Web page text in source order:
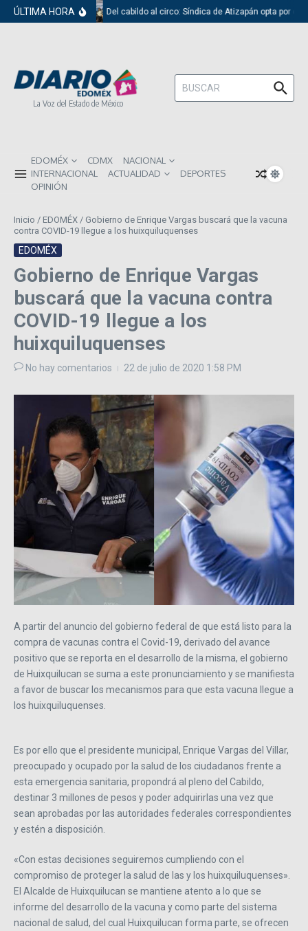
Saltar al contenido
ÚLTIMA HORA Del cabildo al circo: Síndica de Atizapán opta por el
La Voz del Estado de México
Buscar:
EDOMÉX CDMX
NACIONAL
INTERNACIONAL
ACTUALIDAD
DEPORTES
OPINIÓN
Inicio / EDOMÉX / Gobierno de Enrique Vargas buscará que la vacuna
contra COVID-19 llegue a los huixquiluquenses
EDOMÉX
Gobierno de Enrique Vargas
buscará que la vacuna contra
COVID-19 llegue a los
huixquiluquenses
No hay comentarios 22 de julio de 2020 1:58 PM
A partir del anuncio del gobierno federal de que está listo para la
compra de vacunas contra el Covid-19, derivado del avance
positivo que se reporta en el desarrollo de la misma, el gobierno
de Huixquilucan se suma a este pronunciamiento y se manifiesta
a favor de buscar los mecanismos para que esta vacuna llegue a
los huixquiluquenses.
Es por ello que el presidente municipal, Enrique Vargas del Villar,
preocupado y ocupado por la salud de los ciudadanos frente a
esta emergencia sanitaria, propondrá al pleno del Cabildo,
destinar 3 millones de pesos y poder adquirirlas una vez que
sean aprobadas por las autoridades federales correspondientes
y estén a disposición.
«Con estas decisiones seguiremos cumpliendo con el
compromiso de proteger la salud de las y los huixquiluquenses».
El Alcalde de Huixquilucan se mantiene atento a lo que se
informe del desarrollo de la vacuna y como parte del sistema
nacional de salud, del cual Huixquilucan forma parte, se ofrecen